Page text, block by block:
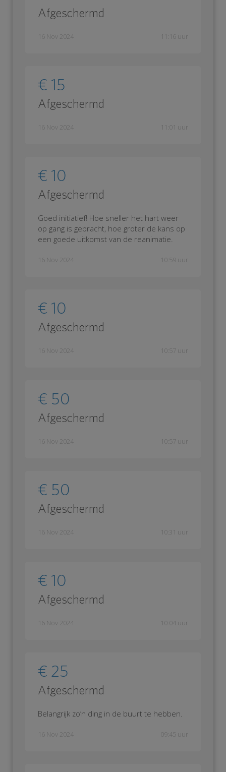
Afgeschermd
16 Nov 2024 11:16 uur
€ 15
Afgeschermd
16 Nov 2024 11:01 uur
€ 10
Afgeschermd
Goed initiatief! Hoe sneller het hart weer
op gang is gebracht, hoe groter de kans op
een goede uitkomst van de reanimatie.
16 Nov 2024 10:59 uur
€ 10
Afgeschermd
16 Nov 2024 10:57 uur
€ 50
Afgeschermd
16 Nov 2024 10:57 uur
€ 50
Afgeschermd
16 Nov 2024 10:31 uur
€ 10
Afgeschermd
16 Nov 2024 10:04 uur
€ 25
Afgeschermd
Belangrijk zo’n ding in de buurt te hebben.
16 Nov 2024 09:45 uur